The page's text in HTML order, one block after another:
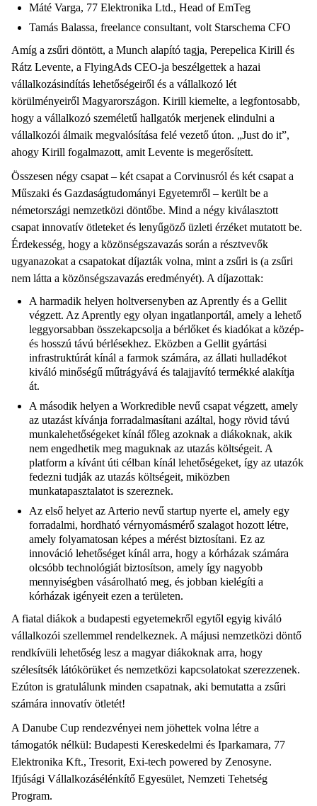
Máté Varga, 77 Elektronika Ltd., Head of EmTeg
Tamás Balassa, freelance consultant, volt Starschema CFO
Amíg a zsűri döntött, a Munch alapító tagja, Perepelica Kirill és
Rátz Levente, a FlyingAds CEO-ja beszélgettek a hazai
vállalkozásindítás lehetőségeiről és a vállalkozó lét
körülményeiről Magyarországon. Kirill kiemelte, a legfontosabb,
hogy a vállalkozó személetű hallgatók merjenek elindulni a
vállalkozói álmaik megvalósítása felé vezető úton. „Just do it”,
ahogy Kirill fogalmazott, amit Levente is megerősített.
Összesen négy csapat – két csapat a Corvinusról és két csapat a
Műszaki és Gazdaságtudományi Egyetemről – került be a
németországi nemzetközi döntőbe. Mind a négy kiválasztott
csapat innovatív ötleteket és lenyűgöző üzleti érzéket mutatott be.
Érdekesség, hogy a közönségszavazás során a résztvevők
ugyanazokat a csapatokat díjazták volna, mint a zsűri is (a zsűri
nem látta a közönségszavazás eredményét). A díjazottak:
A harmadik helyen holtversenyben az Aprently és a Gellit
végzett. Az Aprently egy olyan ingatlanportál, amely a lehető
leggyorsabban összekapcsolja a bérlőket és kiadókat a közép-
és hosszú távú bérlésekhez. Eközben a Gellit gyártási
infrastruktúrát kínál a farmok számára, az állati hulladékot
kiváló minőségű műtrágyává és talajjavító termékké alakítja
át.
A második helyen a Workredible nevű csapat végzett, amely
az utazást kívánja forradalmasítani azáltal, hogy rövid távú
munkalehetőségeket kínál főleg azoknak a diákoknak, akik
nem engedhetik meg maguknak az utazás költségeit. A
platform a kívánt úti célban kínál lehetőségeket, így az utazók
fedezni tudják az utazás költségeit, miközben
munkatapasztalatot is szereznek.
Az első helyet az Arterio nevű startup nyerte el, amely egy
forradalmi, hordható vérnyomásmérő szalagot hozott létre,
amely folyamatosan képes a mérést biztosítani. Ez az
innováció lehetőséget kínál arra, hogy a kórházak számára
olcsóbb technológiát biztosítson, amely így nagyobb
mennyiségben vásárolható meg, és jobban kielégíti a
kórházak igényeit ezen a területen.
A fiatal diákok a budapesti egyetemekről egytől egyig kiváló
vállalkozói szellemmel rendelkeznek. A májusi nemzetközi döntő
rendkívüli lehetőség lesz a magyar diákoknak arra, hogy
szélesítsék látókörüket és nemzetközi kapcsolatokat szerezzenek.
Ezúton is gratulálunk minden csapatnak, aki bemutatta a zsűri
számára innovatív ötletét!
A Danube Cup rendezvényei nem jöhettek volna létre a
támogatók nélkül: Budapesti Kereskedelmi és Iparkamara, 77
Elektronika Kft., Tresorit, Exi-tech powered by Zenosyne.
Ifjúsági Vállalkozásélénkítő Egyesület, Nemzeti Tehetség
Program.